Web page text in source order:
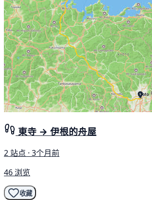
東寺 → 伊根的舟屋
2 站点 · 3个月前
46 浏览
收藏